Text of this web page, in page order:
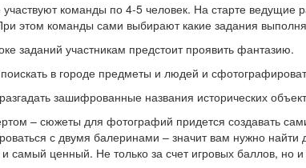
команды по 4-5 человек. На старте ведущие
этом команды сами выбирают какие задания
заданий участникам предстоит проявить фантазию.
в городе предметы и людей и
зашифрованные названия исторических
– сюжеты для фотографий придется создавать
с двумя балеринами – значит вам нужно
самый ценный. Не только за счет игровых баллов, но